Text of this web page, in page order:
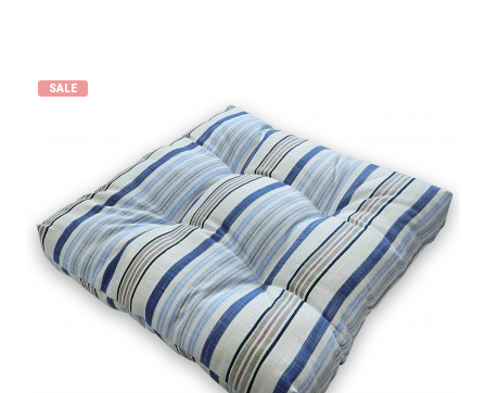
SALE